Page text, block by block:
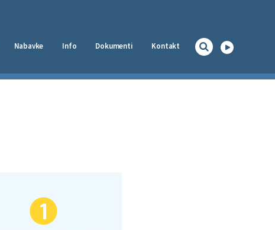
Kontakt
Dokumenti
Info
Nabavke